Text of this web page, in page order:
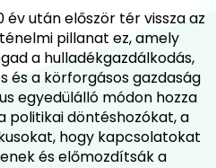
után először tér vissza az
pillanat ez, amely
a hulladékgazdálkodás,
és a körforgásos gazdaság
egyedülálló módon hozza
politikai döntéshozókat, a
hogy kapcsolatokat
és előmozdítsák a